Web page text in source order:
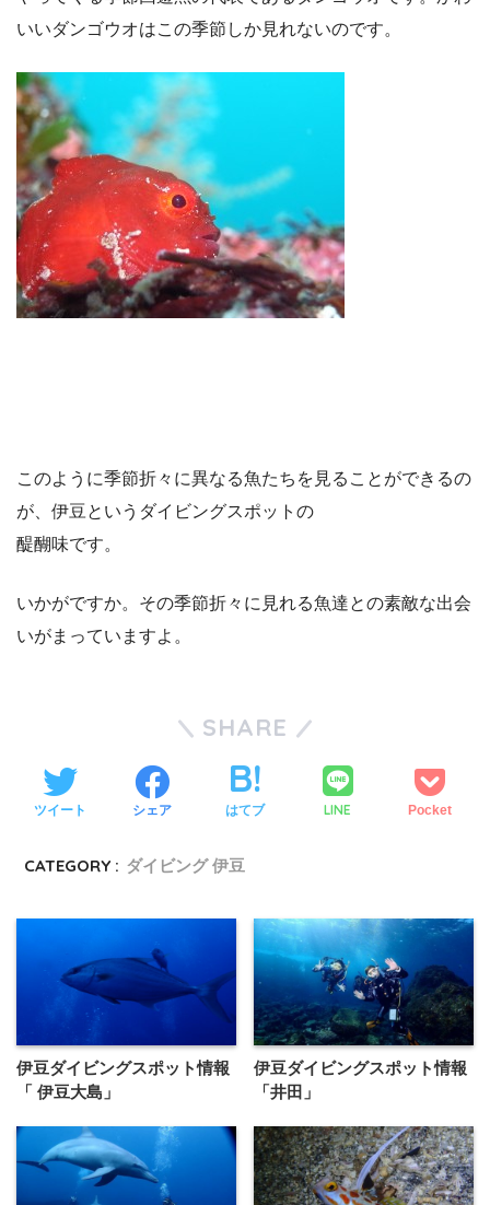
いいダンゴウオはこの季節しか見れないのです。
このように季節折々に異なる魚たちを見ることができるの
が、伊豆というダイビングスポットの
醍醐味です。
いかがですか。その季節折々に見れる魚達との素敵な出会
いがまっていますよ。
SHARE
ツイート シェア はてブ LINE Pocket
CATEGORY : ダイビング 伊豆
伊豆ダイビングスポット情報
「 伊豆大島」
伊豆ダイビングスポット情報
「井田」